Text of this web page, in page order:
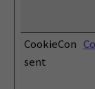
CookieCon
sent